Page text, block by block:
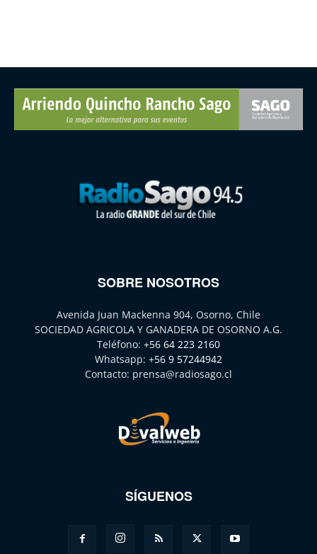
SOBRE NOSOTROS
Avenida Juan Mackenna 904, Osorno, Chile
SOCIEDAD AGRICOLA Y GANADERA DE OSORNO A.G.
Teléfono: +56 64 223 2160
Whatsapp: +56 9 57244942
Contacto: prensa@radiosago.cl
SÍGUENOS